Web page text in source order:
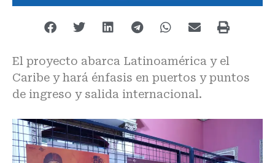
El proyecto abarca Latinoamérica y el
Caribe y hará énfasis en puertos y puntos
de ingreso y salida internacional.